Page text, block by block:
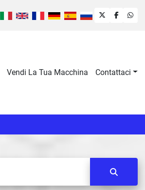
twitter
Vendi La Tua Macchina Contattaci